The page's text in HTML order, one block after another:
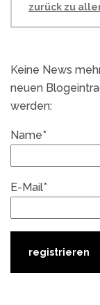
zurück zu
Keine News
neuen
werden:
Name*
E-Mail*